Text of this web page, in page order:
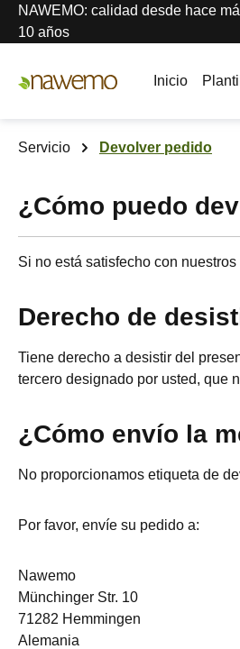
al contenido principal
Saltar a la búsqueda
Saltar a la navegación principal
NAWEMO: calidad desde hace
10 años
Inicio
Servicio Devolver pedido
¿Cómo puedo
Si no está satisfecho con
Derecho de
Tiene derecho a desistir del
tercero designado por usted, que
¿Cómo envío la
No proporcionamos etiqueta de
Por favor, envíe su pedido a:
Nawemo
Münchinger Str. 10
71282 Hemmingen
Alemania